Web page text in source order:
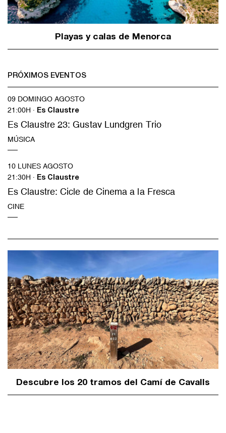
Playas y calas de Menorca
PRÓXIMOS EVENTOS
09 DOMINGO AGOSTO
21:00H · Es Claustre
Es Claustre 23: Gustav Lundgren Trio
MÚSICA
10 LUNES AGOSTO
21:30H · Es Claustre
Es Claustre: Cicle de Cinema a la Fresca
CINE
Descubre los 20 tramos del Camí de Cavalls